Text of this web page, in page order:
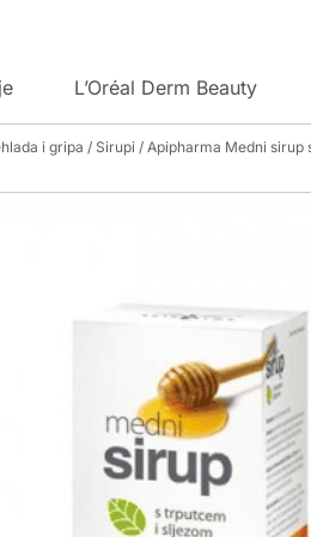
L’Oréal Derm Beauty
i gripa / Sirupi / Apipharma Medni